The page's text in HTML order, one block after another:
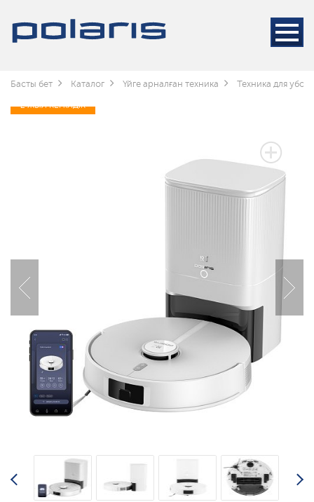
Басты бет Каталог Үйге арналған техника Техника для
2 ЖЫЛ КЕПІЛДІК